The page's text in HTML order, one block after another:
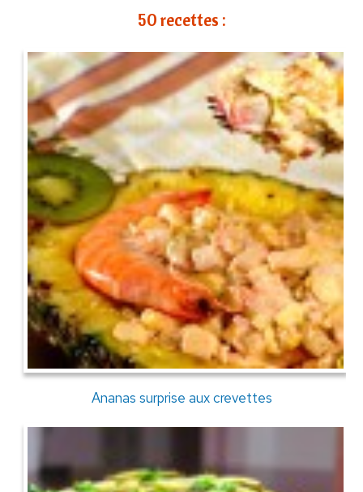
50recettes :
Ananas surprise aux crevettes